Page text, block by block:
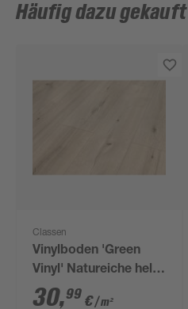
Häufig dazu gekauft
Classen
Vinylboden 'Green
Vinyl' Natureiche hell
naturfarben 4 mm
30,99 €/ m²